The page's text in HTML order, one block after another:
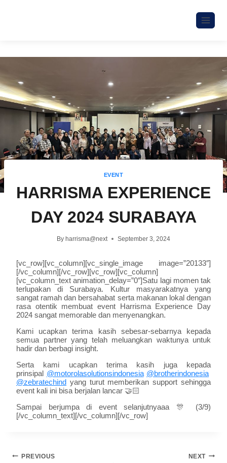
EVENT
HARRISMA EXPERIENCE
DAY 2024 SURABAYA
By harrisma@next September 3, 2024
[vc_row][vc_column][vc_single_image image=”20133″]
[/vc_column][/vc_row][vc_row][vc_column]
[vc_column_text animation_delay=”0″]Satu lagi momen tak
terlupakan di Surabaya. Kultur masyarakatnya yang
sangat ramah dan bersahabat serta makanan lokal dengan
rasa otentik membuat event Harrisma Experience Day
2024 sangat memorable dan menyenangkan.
Kami ucapkan terima kasih sebesar-sebarnya kepada
semua partner yang telah meluangkan waktunya untuk
hadir dan berbagi insight.
Serta kami ucapkan terima kasih juga kepada
prinsipal @motorolasolutionsindonesia @brotherindonesia
@zebratechind yang turut memberikan support sehingga
event kali ini bisa berjalan lancar 🤝🏻
Sampai berjumpa di event selanjutnyaaa 🎊 (3/9)
[/vc_column_text][/vc_column][/vc_row]
PREVIOUS NEXT